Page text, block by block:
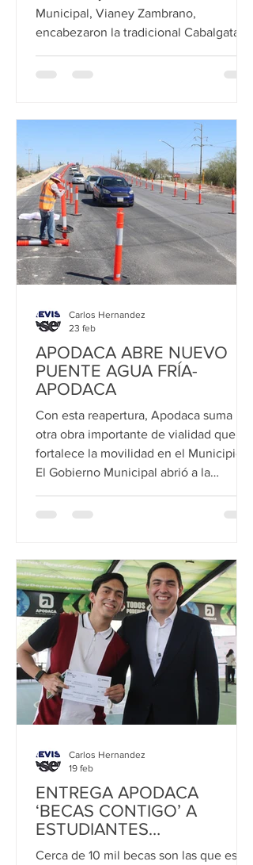
Municipal, Vianey Zambrano,
encabezaron la tradicional Cabalgata
Aniversario del Municipio. Alrededor de
Presidente de la Asociación de Charros
Santa Rosa, José Garza, para así iniciar
la cabalgata, que tuvo una parada en la
Iglesia de San Francisco de Asís, donde
el contingente recibió la bendición del
APODACA ABRE NUEVO
PUENTE AGUA FRÍA-
APODACA
Con esta reapertura, Apodaca suma
otra obra importante de vialidad que
fortalece la movilidad en el Municipio.
El Gobierno Municipal abrió a la
conecta la zona de Agua Fría con
tránsito vehicular en uno de los puntos
estratégicos del Municipio. La obra
beneficia directamente a los habitantes
de Agua Fría, así como a vecinos de las
colonias Triana, Asturias y Valle
Carlos Hernandez
23 feb
ENTREGA APODACA
‘BECAS CONTIGO’ A
ESTUDIANTES
UNIVERSITARIOS
Cerca de 10 mil becas son las que está
Carlos Hernandez
19 feb